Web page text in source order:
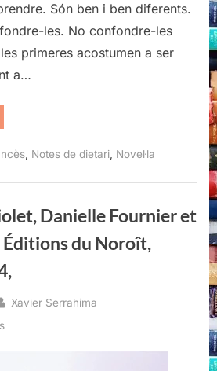
Són ben i ben diferents.
les. No confondre-les
primeres acostumen a ser
a…
Notes de dietari Novel·la
Danielle Fournier et
du Noroît,
By
Xavier Serrahima
a